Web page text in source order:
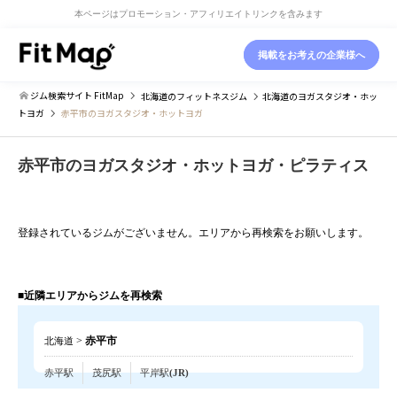
本ページはプロモーション・アフィリエイトリンクを含みます
掲載をお考えの企業様へ
ジム検索サイト FitMap 北海道のフィットネスジム 北海道のヨガスタジオ・ホッ
トヨガ
赤平市のヨガスタジオ・ホットヨガ
赤平市のヨガスタジオ・ホットヨガ・ピラティス
登録されているジムがございません。エリアから再検索をお願いします。
■近隣エリアからジムを再検索
北海道 > 赤平市
赤平駅 茂尻駅 平岸駅(JR)